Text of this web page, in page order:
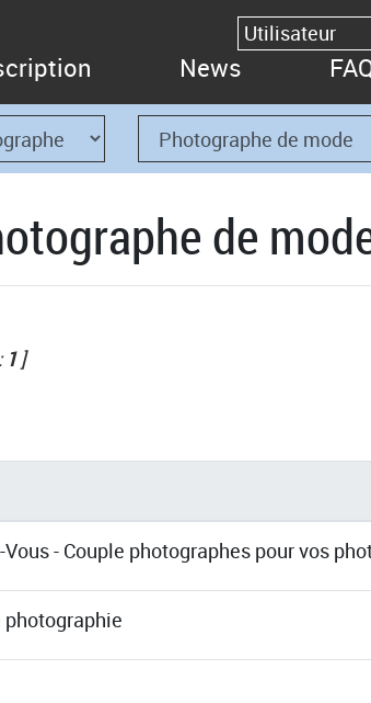
News
de
1]
- Couple photographes pour vos
photographie